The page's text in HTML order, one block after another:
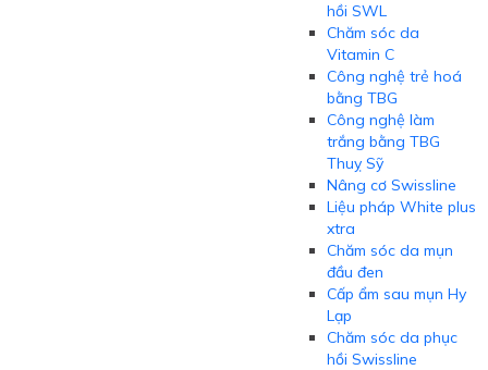
hồi SWL
Chăm sóc da
Vitamin C
Công nghệ trẻ hoá
bằng TBG
Công nghệ làm
trắng bằng TBG
Thuỵ Sỹ
Nâng cơ Swissline
Liệu pháp White plus
xtra
Chăm sóc da mụn
đầu đen
Cấp ẩm sau mụn Hy
Lạp
Chăm sóc da phục
hồi Swissline